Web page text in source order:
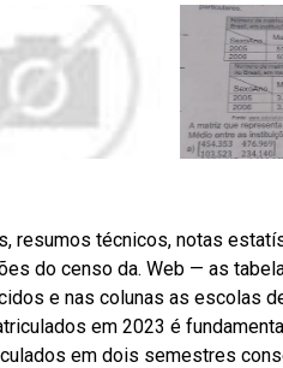
resumos técnicos, notas
do censo da. Web — as
e nas colunas as escolas
em 2023 é
em dois semestres